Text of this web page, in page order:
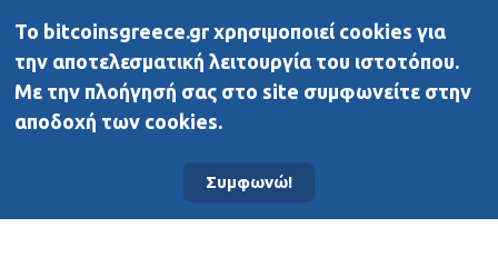
BitcoinsGreece
Άλλα μέσα
To bitcoinsgreece.gr χρησιμοποιεί cookies για
την αποτελεσματική λειτουργία του ιστοτόπου.
Με την πλοήγησή σας στο site συμφωνείτε στην
αποδοχή των cookies.
Συμφωνώ!